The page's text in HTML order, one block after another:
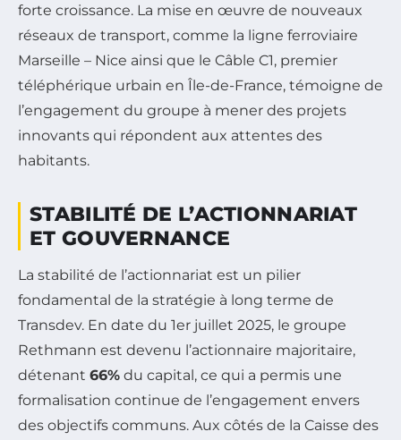
forte croissance. La mise en œuvre de nouveaux
réseaux de transport, comme la ligne ferroviaire
Marseille – Nice ainsi que le Câble C1, premier
téléphérique urbain en Île-de-France, témoigne de
l’engagement du groupe à mener des projets
innovants qui répondent aux attentes des
habitants.
STABILITÉ DE L’ACTIONNARIAT
ET GOUVERNANCE
La stabilité de l’actionnariat est un pilier
fondamental de la stratégie à long terme de
Transdev. En date du 1er juillet 2025, le groupe
Rethmann est devenu l’actionnaire majoritaire,
détenant 66% du capital, ce qui a permis une
formalisation continue de l’engagement envers
des objectifs communs. Aux côtés de la Caisse des